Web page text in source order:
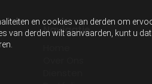
en cookies van derden om
van derden wilt aanvaarden, kunt u
Navigatie